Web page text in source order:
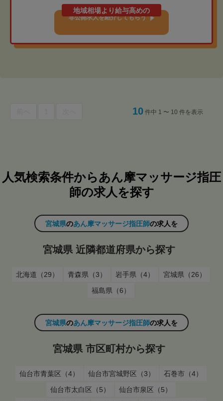
地域相場より給与高めの
非公開求人を紹介してもらう
10 件中 1 〜 10 件を表示
人気検索条件からあん摩マッサージ指圧
師の求人を探す
宮城県のあん摩マッサージ指圧師の求人を
宮城県 近隣都道府県から探す
北海道（29） 青森県（3） 岩手県（4）
宮城県（26）
福島県（6）
宮城県のあん摩マッサージ指圧師の求人を
宮城県 市区町村から探す
仙台市青葉区（4） 仙台市宮城野区（3）
石巻市（4）
仙台市太白区（5）
仙台市泉区（5）